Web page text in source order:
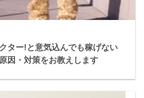
ター!と意気込んでも稼げない
因・対策をお教えします